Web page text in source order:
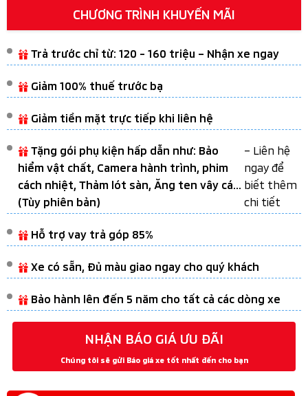
CHƯƠNG TRÌNH KHUYẾN MÃI
Trả trước chỉ từ: 120 - 160 triệu – Nhận xe ngay
Giảm 100% thuế trước bạ
Giảm tiền mặt trực tiếp khi liên hệ
Tặng gói phụ kiện hấp dẫn như: Bảo
hiểm vật chất, Camera hành trình, phim
cách nhiệt, Thảm lót sàn, Ăng ten vây cá...
(Tùy phiên bản)
– Liên hệ
ngay để
biết thêm
chi tiết
Hỗ trợ vay trả góp 85%
Xe có sẵn, Đủ màu giao ngay cho quý khách
Bảo hành lên đến 5 năm cho tất cả các dòng xe
NHẬN BÁO GIÁ ƯU ĐÃI
Chúng tôi sẽ gửi Báo giá xe tốt nhất đến cho bạn